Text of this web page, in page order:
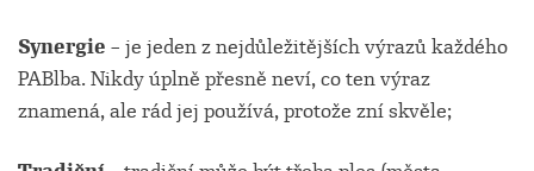
Synergie – je jeden z nejdůležitějších výrazů každého
PABlba. Nikdy úplně přesně neví, co ten výraz
znamená, ale rád jej používá, protože zní skvěle;